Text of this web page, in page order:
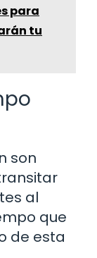
para
tu
son
al
que
de esta